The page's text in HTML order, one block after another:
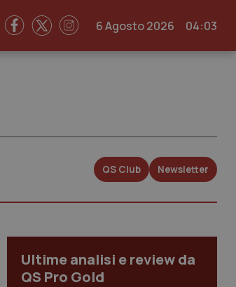
6 Agosto 2026 04:03
QS Club Newsletter
Ultime analisi e review da
QS Pro Gold